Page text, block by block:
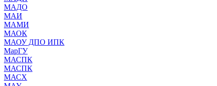
МАДО
МАИ
МАМИ
МАОК
МАОУ ДПО ИПК
МарГУ
МАСПК
МАСПК
МАСХ